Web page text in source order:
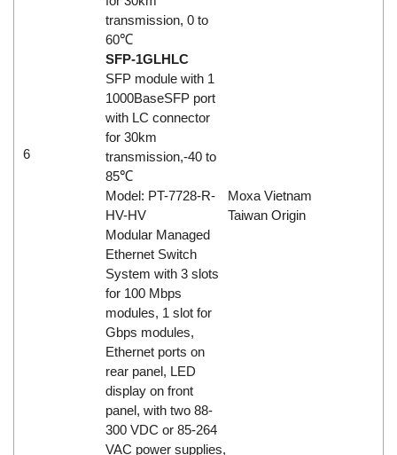
6
Moxa Vietnam
Taiwan Origin
transmission, 0 to
60℃
SFP-1GLHLC
SFP module with 1
1000BaseSFP port
with LC connector
for 30km
transmission,-40 to
85℃
Model: PT-7728-R-
HV-HV
Modular Managed
Ethernet Switch
System with 3 slots
for 100 Mbps
modules, 1 slot for
Gbps modules,
Ethernet ports on
rear panel, LED
display on front
panel, with two 88-
300 VDC or 85-264
VAC power supplies,